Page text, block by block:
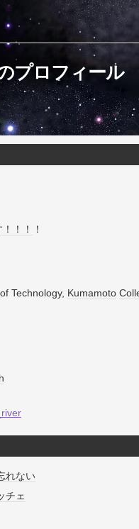
プロフィール
！！！
！
Technology, Kumamoto
れない
チェ